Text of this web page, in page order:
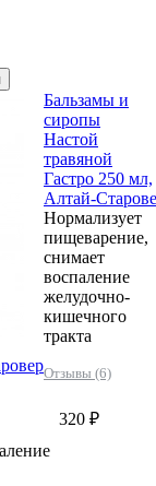
Бальзамы и
сиропы
Настой
травяной
Гастро 250 мл,
Алтай-
Нормализует
пищеварение,
снимает
воспаление
желудочно-
кишечного
тракта
Отзывы (6)
320 ₽